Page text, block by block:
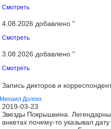
Смотреть
4.08.2026 добавлено ''
Смотреть
3.08.2026 добавлено ''
Смотреть
Запись дикторов и
Михаил Долгих
2019-03-23
Звезды Покрышкина.
анкетах почему-то указывал